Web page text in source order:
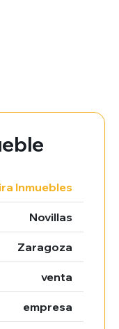
Inmuebles
Novillas
Zaragoza
venta
empresa